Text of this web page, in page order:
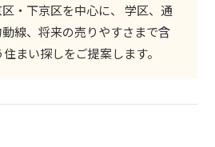
・下京区を中心に、 学区、通
線、将来の売りやすさまで含
まい探しをご提案します。